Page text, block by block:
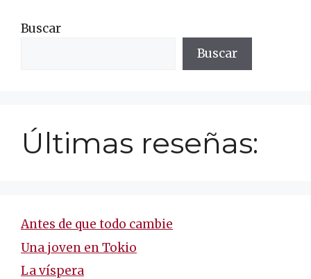
Buscar
Buscar
Últimas reseñas:
Antes de que todo cambie
Una joven en Tokio
La víspera